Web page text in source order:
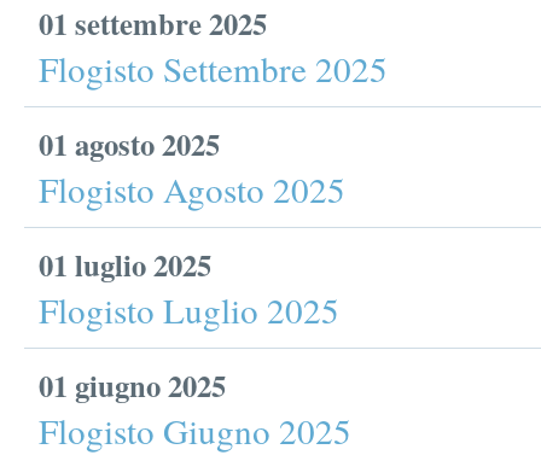
01 settembre 2025
Flogisto Settembre 2025
01 agosto 2025
Flogisto Agosto 2025
01 luglio 2025
Flogisto Luglio 2025
01 giugno 2025
Flogisto Giugno 2025